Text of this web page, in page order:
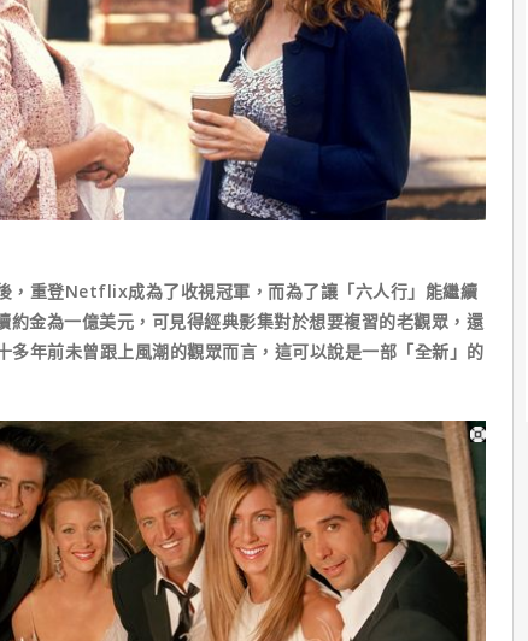
，重登Netflix成為了收視冠軍，而為了讓「六人行」能繼續
金為一億美元，可見得經典影集對於想要複習的老觀眾，還
多年前未曾跟上風潮的觀眾而言，這可以說是一部「全新」的